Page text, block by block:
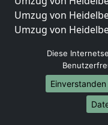
Umzug von
Umzug von
Umzug von
Umzüge-
Umzug von
Umzug von
Diese
Einverstanden